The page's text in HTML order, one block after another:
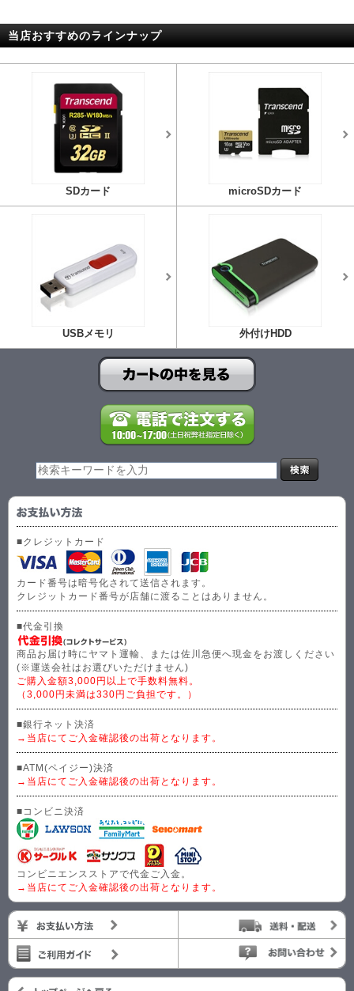
当店おすすめのラインナップ
SDカード microSDカード
USBメモリ 外付けHDD
■クレジットカード
カード番号は暗号化されて送信されます。
クレジットカード番号が店舗に渡ることはありません。
■代金引換
商品お届け時にヤマト運輸、または佐川急便へ現金をお渡しください
(※運送会社はお選びいただけません)
ご購入金額3,000円以上で手数料無料。
（3,000円未満は330円ご負担です。）
■銀行ネット決済
→当店にてご入金確認後の出荷となります。
■ATM(ペイジー)決済
→当店にてご入金確認後の出荷となります。
■コンビニ決済
コンビニエンスストアで代金ご入金。
→当店にてご入金確認後の出荷となります。